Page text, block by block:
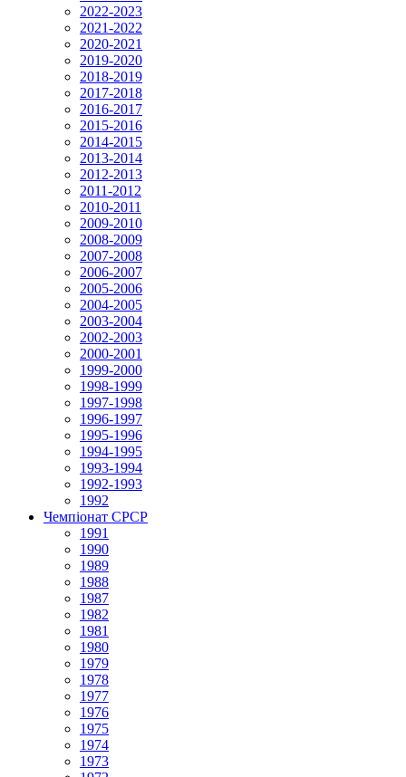
2022-2023
2021-2022
2020-2021
2019-2020
2018-2019
2017-2018
2016-2017
2015-2016
2014-2015
2013-2014
2012-2013
2011-2012
2010-2011
2009-2010
2008-2009
2007-2008
2006-2007
2005-2006
2004-2005
2003-2004
2002-2003
2000-2001
1999-2000
1998-1999
1997-1998
1996-1997
1995-1996
1994-1995
1993-1994
1992-1993
1992
Чемпіонат СРСР
1991
1990
1989
1988
1987
1982
1981
1980
1979
1978
1977
1976
1975
1974
1973